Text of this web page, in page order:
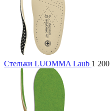
Стельки LUOMMA Laub 1 200